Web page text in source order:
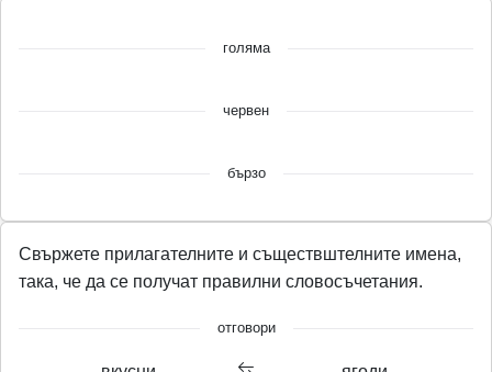
голяма
червен
бързо
Свържете прилагателните и съществштелните имена,
така, че да се получат правилни словосъчетания.
отговори